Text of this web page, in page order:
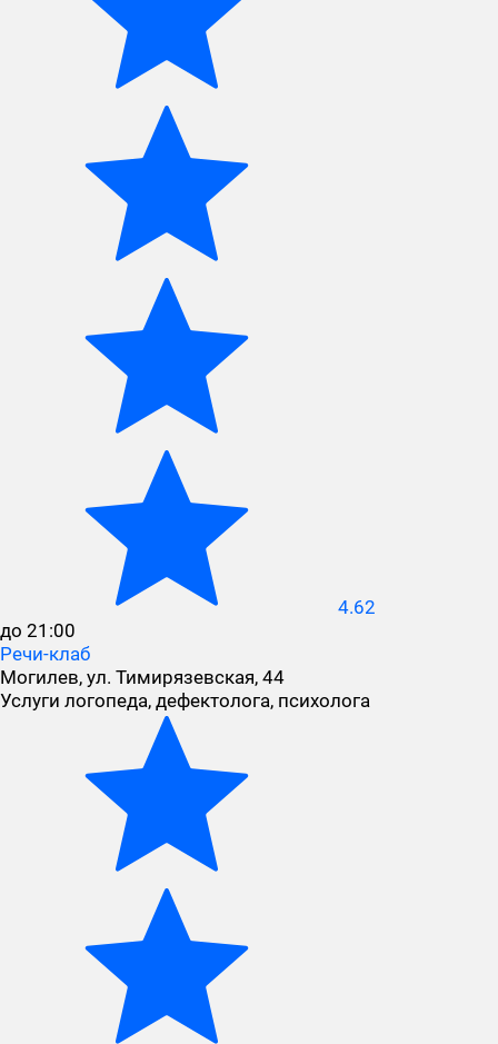
4.62
до 21:00
Речи-клаб
Могилев, ул. Тимирязевская, 44
Услуги логопеда, дефектолога, психолога